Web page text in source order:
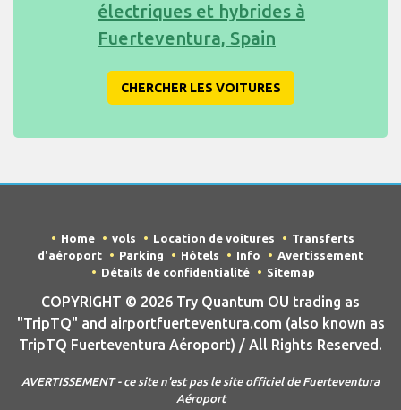
électriques et hybrides à
Fuerteventura, Spain
CHERCHER LES VOITURES
Home vols Location de voitures
Transferts
d'aéroport
Parking Hôtels Info
Avertissement
Détails de confidentialité
Sitemap
COPYRIGHT © 2026 Try Quantum OU trading as
"TripTQ" and airportfuerteventura.com (also known as
TripTQ Fuerteventura Aéroport) / All Rights Reserved.
AVERTISSEMENT - ce site n'est pas le site officiel de Fuerteventura
Aéroport